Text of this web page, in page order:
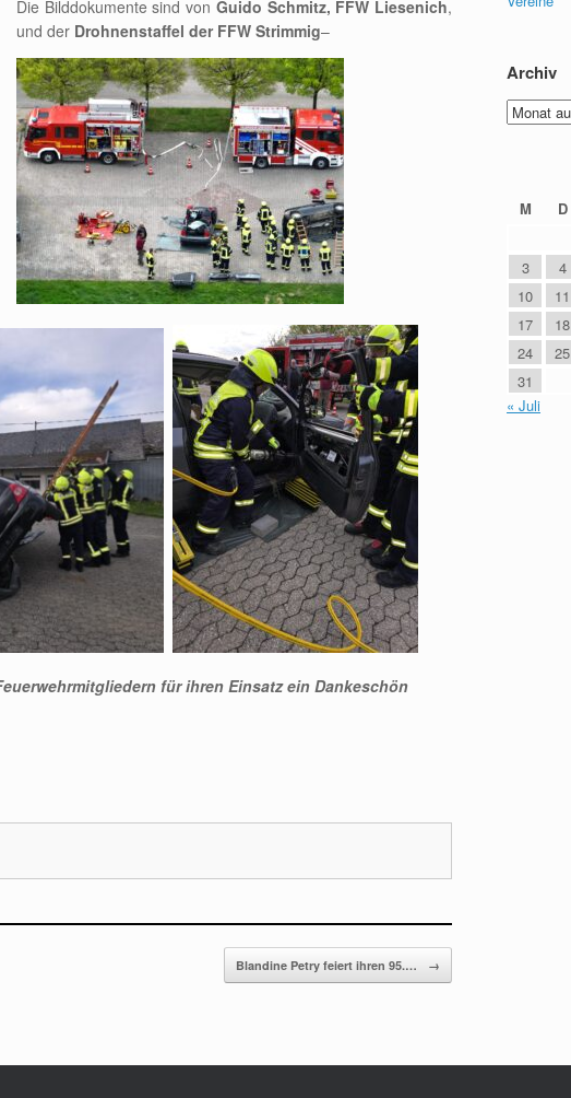
Die Bilddokumente sind von Guido Schmitz, FFW Liesenich,
und der Drohnenstaffel der FFW Strimmig–
für ihren Einsatz ein Dankeschön
Blandine Petry feiert ihren 95.… →
Archiv
Archiv
M
D
3
4
10
11
17
18
24
25
31
« Juli